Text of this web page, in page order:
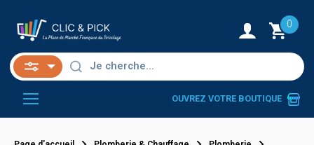
0
OUVREZ VOTRE BOUTIQUE